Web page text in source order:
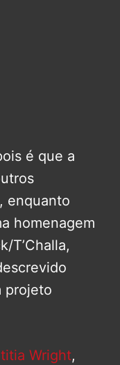
é que a
enquanto
homenagem
T’Challa,
projeto
Wright,